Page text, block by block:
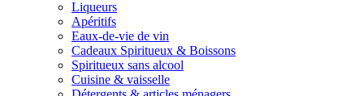
Liqueurs
Apéritifs
Eaux-de-vie de vin
Cadeaux Spiritueux & Boissons
Spiritueux sans alcool
Cuisine & vaisselle